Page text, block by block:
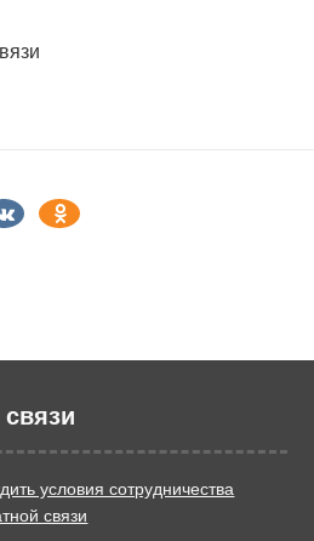
условия сотрудничества
связи